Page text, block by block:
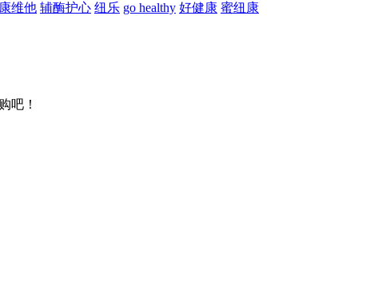
康维他 辅酶护心 纽乐 go healthy 好健康 蜜纽康
吧！